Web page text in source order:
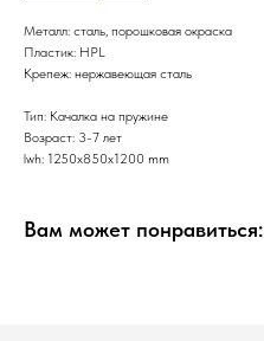
Металл: сталь, порошковая окраска
Пластик: HPL
Крепеж: нержавеющая сталь
Тип: Качалка на пружине
Возраст: 3-7 лет
lwh: 1250x850x1200 mm
Вам может понравиться: